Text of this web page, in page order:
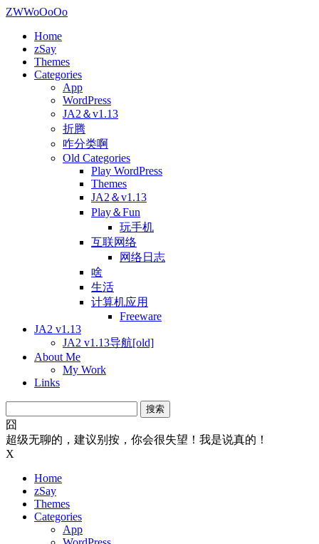
ZWWoOoOo
Home
zSay
Themes
Categories
App
WordPress
JA2＆v1.13
折腾
咋分类啊
Old Categories
Play WordPress
Themes
JA2＆v1.13
Play＆Fun
玩手机
互联网络
网络日志
啥
生活
计算机应用
Freeware
JA2 v1.13
JA2 v1.13导航[old]
About Me
My Work
Links
索：
囧
超级无聊的，建议别按，你会很失望！我是说真的！
X
Home
zSay
Themes
Categories
App